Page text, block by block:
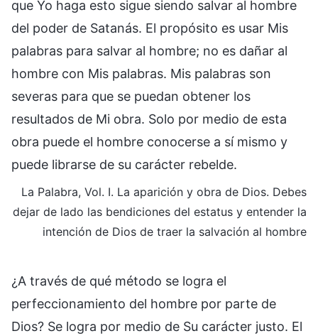
que Yo haga esto sigue siendo salvar al hombre
del poder de Satanás. El propósito es usar Mis
palabras para salvar al hombre; no es dañar al
hombre con Mis palabras. Mis palabras son
severas para que se puedan obtener los
resultados de Mi obra. Solo por medio de esta
obra puede el hombre conocerse a sí mismo y
puede librarse de su carácter rebelde.
La Palabra, Vol. I. La aparición y obra de Dios. Debes
dejar de lado las bendiciones del estatus y entender la
intención de Dios de traer la salvación al hombre
¿A través de qué método se logra el
perfeccionamiento del hombre por parte de
Dios? Se logra por medio de Su carácter justo. El